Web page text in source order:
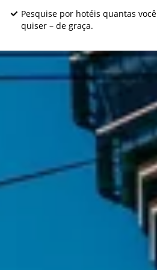
Pesquise por hotéis quantas você
quiser – de graça.